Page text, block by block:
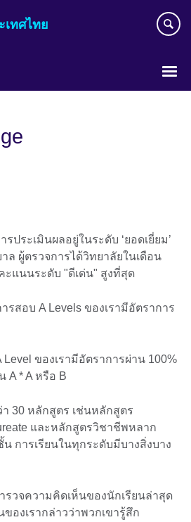
เทศไทย
รประเมินผลอยู่ในระดับ ‘ยอดเยี่ยม’
ล ผู้ตรวจการได้วิทยาลัยในเดือน
ะแนนระดับ "ดีเด่น" สูงที่สุด
รสอบ A Levels ของเรามีอัตราการ
ของเรามีอัตราการผ่าน 100%
A * A หรือ B
า 30 หลักสูตร เช่นหลักสูตร
และหลักสูตรวิชาชีพหลาก
การเรียนในทุกระดับมีบางสิ่งบาง
รวจความคิดเห็นของนักเรียนล่าสุด
องเรากล่าวว่าพวกเขารู้สึก